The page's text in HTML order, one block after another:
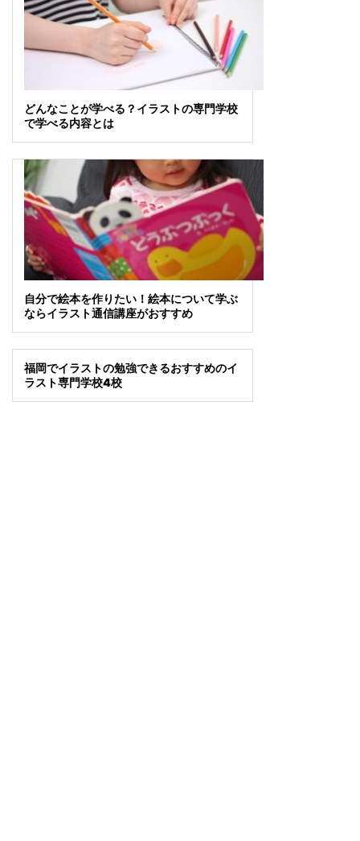
どんなことが学べる？イラストの専門学校
で学べる内容とは
自分で絵本を作りたい！絵本について学ぶ
ならイラスト通信講座がおすすめ
福岡でイラストの勉強できるおすすめのイ
ラスト専門学校4校